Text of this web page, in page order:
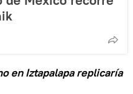
en Iztapalapa replicaría